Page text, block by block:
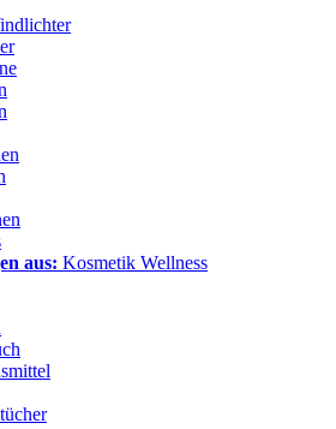
aus: Kosmetik Wellness